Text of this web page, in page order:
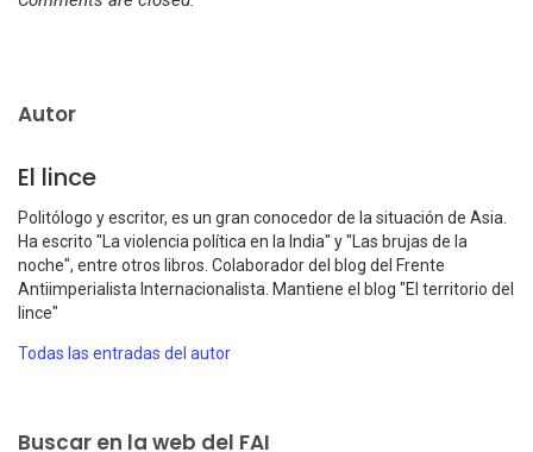
Autor
El lince
Politólogo y escritor, es un gran conocedor de la situación de Asia.
Ha escrito "La violencia política en la India" y "Las brujas de la
noche", entre otros libros. Colaborador del blog del Frente
Antiimperialista Internacionalista. Mantiene el blog "El territorio del
lince"
Todas las entradas del autor
Buscar en la web del FAI